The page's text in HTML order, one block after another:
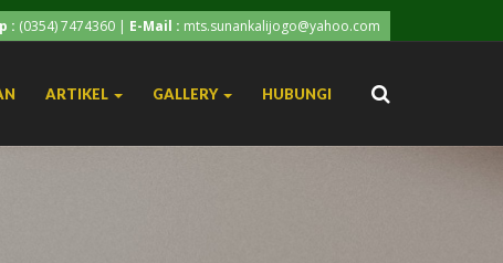
: (0354) 7474360 | E-Mail : mts.sunankalijogo@yahoo.com
ARTIKEL GALLERY HUBUNGI